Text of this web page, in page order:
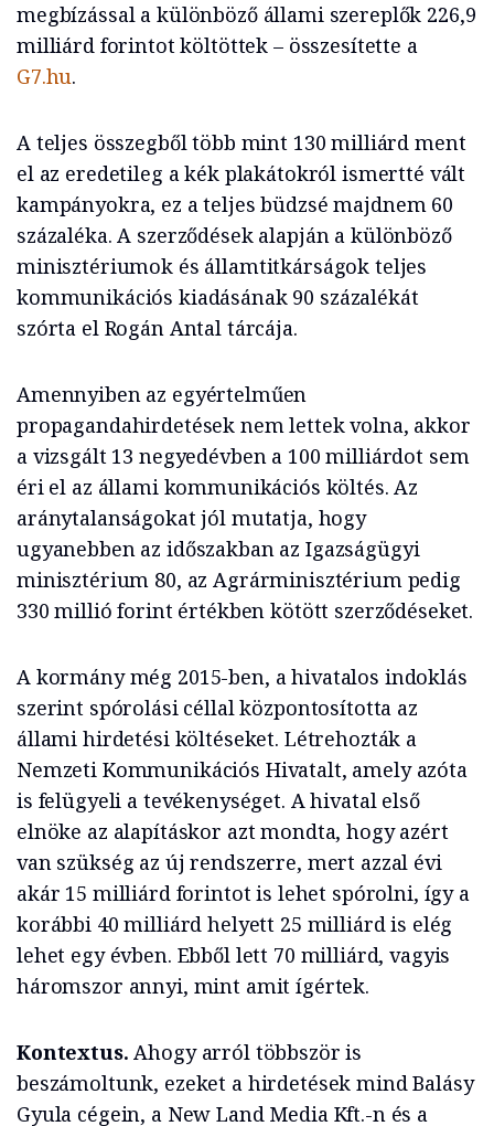
megbízással a különböző állami szereplők 226,9
milliárd forintot költöttek – összesítette a
G7.hu.
A teljes összegből több mint 130 milliárd ment
el az eredetileg a kék plakátokról ismertté vált
kampányokra, ez a teljes büdzsé majdnem 60
százaléka. A szerződések alapján a különböző
minisztériumok és államtitkárságok teljes
kommunikációs kiadásának 90 százalékát
szórta el Rogán Antal tárcája.
Amennyiben az egyértelműen
propagandahirdetések nem lettek volna, akkor
a vizsgált 13 negyedévben a 100 milliárdot sem
éri el az állami kommunikációs költés. Az
aránytalanságokat jól mutatja, hogy
ugyanebben az időszakban az Igazságügyi
minisztérium 80, az Agrárminisztérium pedig
330 millió forint értékben kötött szerződéseket.
A kormány még 2015-ben, a hivatalos indoklás
szerint spórolási céllal központosította az
állami hirdetési költéseket. Létrehozták a
Nemzeti Kommunikációs Hivatalt, amely azóta
is felügyeli a tevékenységet. A hivatal első
elnöke az alapításkor azt mondta, hogy azért
van szükség az új rendszerre, mert azzal évi
akár 15 milliárd forintot is lehet spórolni, így a
korábbi 40 milliárd helyett 25 milliárd is elég
lehet egy évben. Ebből lett 70 milliárd, vagyis
háromszor annyi, mint amit ígértek.
Kontextus. Ahogy arról többször is
beszámoltunk, ezeket a hirdetések mind Balásy
Gyula cégein, a New Land Media Kft.-n és a